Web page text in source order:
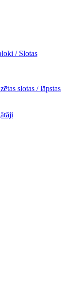
/ Slotas
slotas / lāpstas